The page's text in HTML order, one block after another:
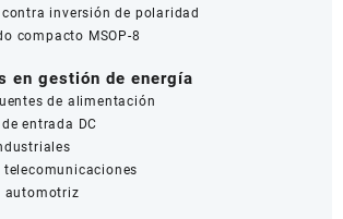
inversión de polaridad
compacto MSOP-8
en gestión de energía
de alimentación
entrada DC
telecomunicaciones
automotriz